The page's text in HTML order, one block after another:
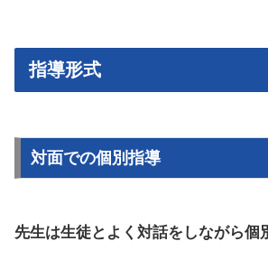
指導形式
対面での個別指導
先生は生徒とよく対話をしながら個